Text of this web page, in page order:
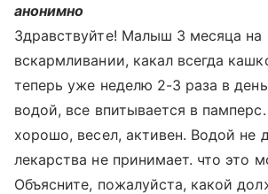
анонимно
Здравствуйте! Малыш 3 месяца на
вскармливании, какал всегда
теперь уже неделю 2-3 раза в
водой, все впитывается в
хорошо, весел, активен. Водой не
лекарства не принимает. что это
Объясните, пожалуйста, какой